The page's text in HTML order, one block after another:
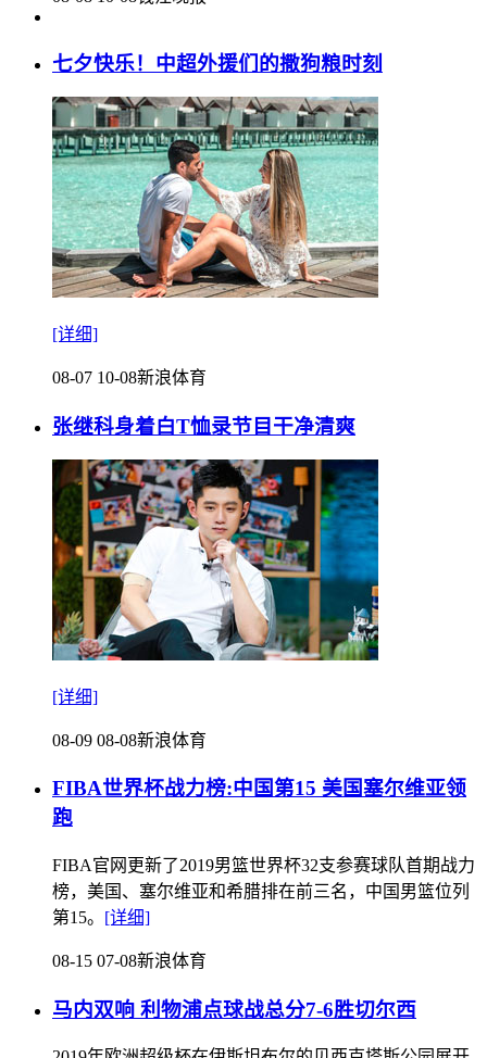
七夕快乐！中超外援们的撒狗粮时刻
[详细]
08-07 10-08新浪体育
张继科身着白T恤录节目干净清爽
[详细]
08-09 08-08新浪体育
FIBA世界杯战力榜:中国第15 美国塞尔维亚领
跑
FIBA官网更新了2019男篮世界杯32支参赛球队首期战力
榜，美国、塞尔维亚和希腊排在前三名，中国男篮位列
第15。 [详细]
08-15 07-08新浪体育
马内双响 利物浦点球战总分7-6胜切尔西